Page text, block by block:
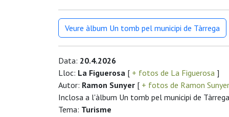
Veure àlbum Un tomb pel municipi de Tàrrega
Data: 20.4.2026
Lloc: La Figuerosa [ + fotos de La Figuerosa ]
Autor: Ramon Sunyer [ + fotos de Ramon
Inclosa a l'àlbum Un tomb pel municipi de Tàrrega
Tema: Turisme